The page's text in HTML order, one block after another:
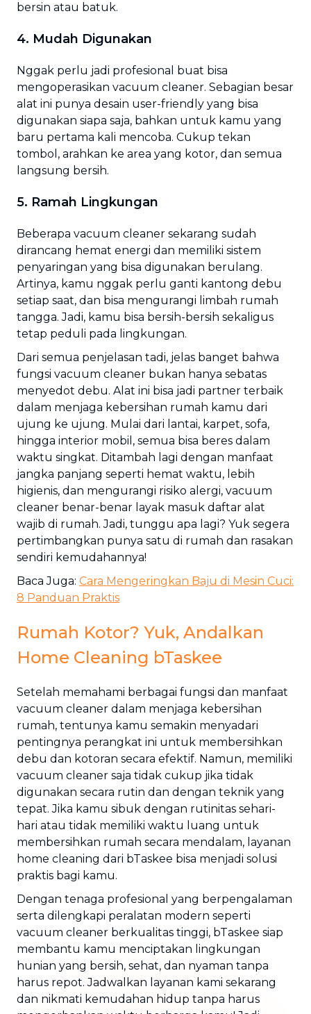
bersin atau batuk.
4. Mudah Digunakan
Nggak perlu jadi profesional buat bisa
mengoperasikan vacuum cleaner. Sebagian besar
alat ini punya desain user-friendly yang bisa
digunakan siapa saja, bahkan untuk kamu yang
baru pertama kali mencoba. Cukup tekan
tombol, arahkan ke area yang kotor, dan semua
langsung bersih.
5. Ramah Lingkungan
Beberapa vacuum cleaner sekarang sudah
dirancang hemat energi dan memiliki sistem
penyaringan yang bisa digunakan berulang.
Artinya, kamu nggak perlu ganti kantong debu
setiap saat, dan bisa mengurangi limbah rumah
tangga. Jadi, kamu bisa bersih-bersih sekaligus
tetap peduli pada lingkungan.
Dari semua penjelasan tadi, jelas banget bahwa
fungsi vacuum cleaner bukan hanya sebatas
menyedot debu. Alat ini bisa jadi partner terbaik
dalam menjaga kebersihan rumah kamu dari
ujung ke ujung. Mulai dari lantai, karpet, sofa,
hingga interior mobil, semua bisa beres dalam
waktu singkat. Ditambah lagi dengan manfaat
jangka panjang seperti hemat waktu, lebih
higienis, dan mengurangi risiko alergi, vacuum
cleaner benar-benar layak masuk daftar alat
wajib di rumah. Jadi, tunggu apa lagi? Yuk segera
pertimbangkan punya satu di rumah dan rasakan
sendiri kemudahannya!
Baca Juga: Cara Mengeringkan Baju di Mesin Cuci:
8 Panduan Praktis
Rumah Kotor? Yuk, Andalkan
Home Cleaning bTaskee
Setelah memahami berbagai fungsi dan manfaat
vacuum cleaner dalam menjaga kebersihan
rumah, tentunya kamu semakin menyadari
pentingnya perangkat ini untuk membersihkan
debu dan kotoran secara efektif. Namun, memiliki
vacuum cleaner saja tidak cukup jika tidak
digunakan secara rutin dan dengan teknik yang
tepat. Jika kamu sibuk dengan rutinitas sehari-
hari atau tidak memiliki waktu luang untuk
membersihkan rumah secara mendalam, layanan
home cleaning dari bTaskee bisa menjadi solusi
praktis bagi kamu.
Dengan tenaga profesional yang berpengalaman
serta dilengkapi peralatan modern seperti
vacuum cleaner berkualitas tinggi, bTaskee siap
membantu kamu menciptakan lingkungan
hunian yang bersih, sehat, dan nyaman tanpa
harus repot. Jadwalkan layanan kami sekarang
dan nikmati kemudahan hidup tanpa harus